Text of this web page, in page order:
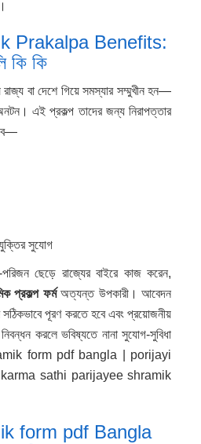
Prakalpa Benefits:
কি কি
বা দেশে গিয়ে সমস্যার সম্মুখীন হন—
এই প্রকল্প তাদের জন্য নিরাপত্তার
সুযোগ
পরিজন ছেড়ে রাজ্যের বাইরে কাজ করেন,
প্রকল্প ফর্মঅত্যন্ত উপকারী। আবেদন
পূরণ করতে হবে এবং প্রয়োজনীয়
করলে ভবিষ্যতে নানা সুযোগ-সুবিধা
form pdf bangla | porijayi
sathi parijayee shramik
form pdf Bangla